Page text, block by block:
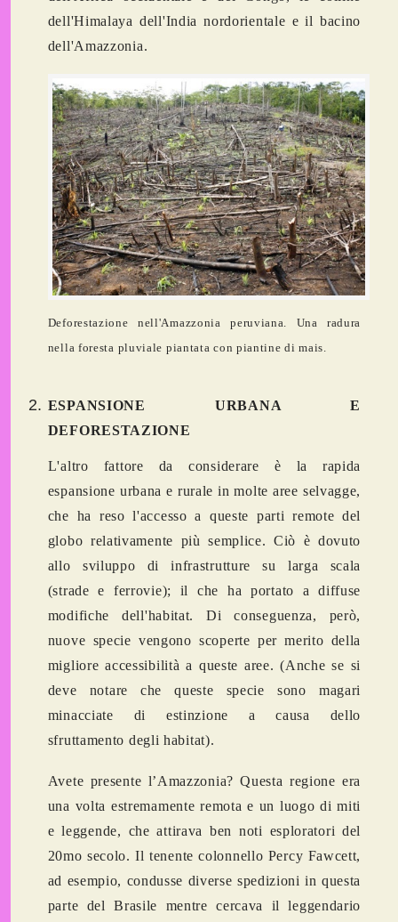
dell'Himalaya dell'India nordorientale e il bacino
dell'Amazzonia.
Deforestazione nell'Amazzonia peruviana. Una radura
nella foresta pluviale piantata con piantine di mais.
ESPANSIONE URBANA E
DEFORESTAZIONE
L'altro fattore da considerare è la rapida
espansione urbana e rurale in molte aree selvagge,
che ha reso l'accesso a queste parti remote del
globo relativamente più semplice. Ciò è dovuto
allo sviluppo di infrastrutture su larga scala
(strade e ferrovie); il che ha portato a diffuse
modifiche dell'habitat. Di conseguenza, però,
nuove specie vengono scoperte per merito della
migliore accessibilità a queste aree. (Anche se si
deve notare che queste specie sono magari
minacciate di estinzione a causa dello
sfruttamento degli habitat).
Avete presente l’Amazzonia? Questa regione era
una volta estremamente remota e un luogo di miti
e leggende, che attirava ben noti esploratori del
20mo secolo.Il tenente colonnello Percy Fawcett,
ad esempio, condusse diverse spedizioni in questa
parte del Brasile mentre cercava il leggendario